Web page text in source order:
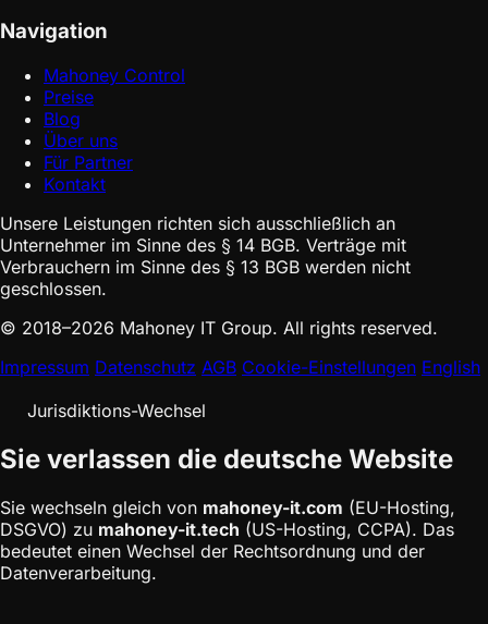
Navigation
Mahoney Control
Preise
Blog
Über uns
Für Partner
Kontakt
Unsere Leistungen richten sich ausschließlich an
Unternehmer im Sinne des § 14 BGB. Verträge mit
Verbrauchern im Sinne des § 13 BGB werden nicht
geschlossen.
© 2018–2026 Mahoney IT Group. All rights reserved.
Impressum Datenschutz AGB Cookie-Einstellungen English
Jurisdiktions-Wechsel
Sie verlassen die deutsche Website
Sie wechseln gleich von mahoney-it.com (EU-Hosting,
DSGVO) zu mahoney-it.tech (US-Hosting, CCPA). Das
bedeutet einen Wechsel der Rechtsordnung und der
Datenverarbeitung.